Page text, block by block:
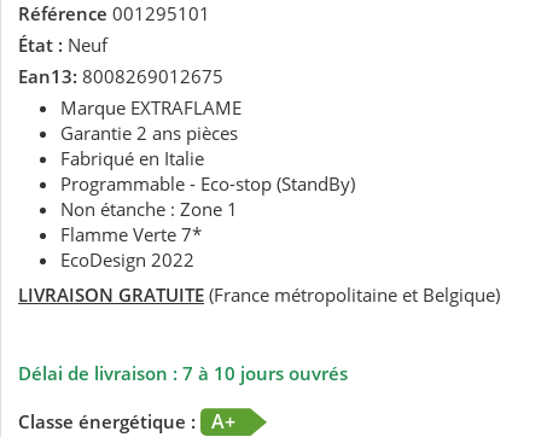
Référence 001295101
État : Neuf
Ean13: 8008269012675
Marque EXTRAFLAME
Garantie 2 ans pièces
Fabriqué en Italie
Programmable - Eco-stop (StandBy)
Non étanche : Zone 1
Flamme Verte 7*
EcoDesign 2022
LIVRAISON GRATUITE (France métropolitaine et Belgique)
Délai de livraison : 7 à 10 jours ouvrés
Classe énergétique :
A+